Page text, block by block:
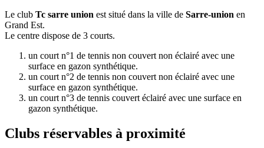
Le club Tc sarre union est situé dans la ville de Sarre-union en
Grand Est.
Le centre dispose de 3 courts.
un court n°1 de tennis non couvert non éclairé avec une
surface en gazon synthétique.
un court n°2 de tennis non couvert non éclairé avec une
surface en gazon synthétique.
un court n°3 de tennis couvert éclairé avec une surface en
gazon synthétique.
Clubs réservables à proximité